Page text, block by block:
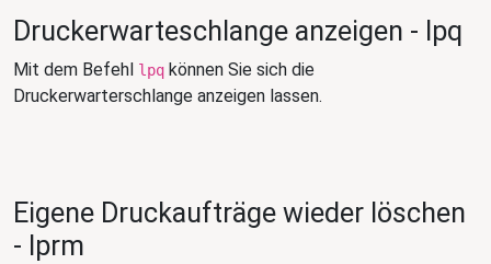
Druckerwarteschlange anzeigen - lpq
Mit dem Befehl lpq können Sie sich die
Druckerwarterschlange anzeigen lassen.
Eigene Druckaufträge wieder löschen
- lprm